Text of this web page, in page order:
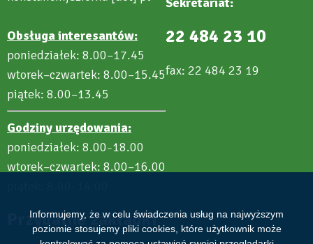
Informujemy, że w celu świadczenia usług na najwyższym
poziomie stosujemy pliki cookies, które użytkownik może
Obsługa interesantów:
poniedziałek: 8.00–17.45
wtorek–czwartek: 8.00–15.45
piątek: 8.00–13.45
Godziny urzędowania:
poniedziałek: 8.00–18.00
wtorek–czwartek: 8.00–16.00
22 484 23 10
fax: 22 484 23 19
Przydatne zakładki